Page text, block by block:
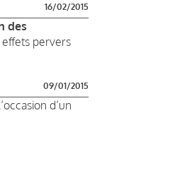
16/02/2015
des
effets pervers
09/01/2015
d’un